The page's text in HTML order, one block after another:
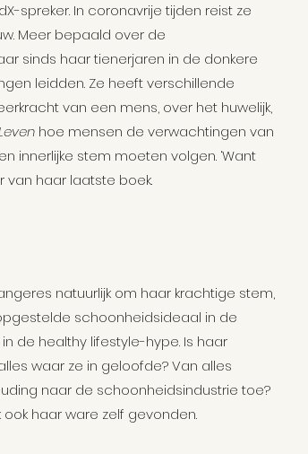
Cultuursensitieve zorg
spreker. In coronavrije tijden reist ze
Meer bepaald over de
sinds haar tienerjaren in de donkere
leidden. Ze heeft verschillende
van een mens, over het huwelijk,
hoe mensen de verwachtingen van
innerlijke stem moeten volgen. ‘Want
van haar laatste boek.
natuurlijk om haar krachtige stem,
schoonheidsideaal in de
de healthy lifestyle-hype. Is haar
waar ze in geloofde? Van alles
naar de schoonheidsindustrie toe?
haar ware zelf gevonden.